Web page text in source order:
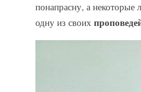
понапрасну, а
одну из своих